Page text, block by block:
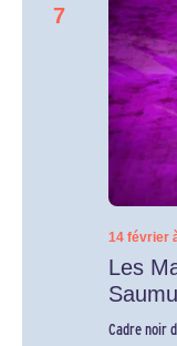
7
14 février
Les
Cadre noir